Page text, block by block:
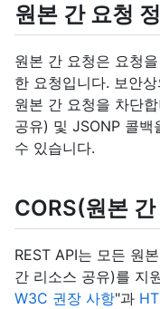
원본 간 요청
원본 간 요청은 요청
한 요청입니다. 보안
원본 간 요청을 차단
공유) 및 JSONP 콜
수 있습니다.
CORS(원본
REST API는 모든 원
간 리소스 공유)를 지
W3C 권장 사항"과